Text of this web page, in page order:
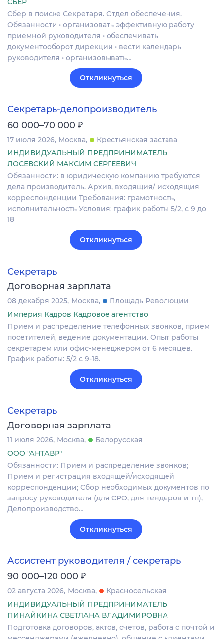
СБЕР
Сбер в поиске Секретаря. Отдел обеспечения.
Обязанности • организовать эффективную работу
приемной руководителя • обеспечивать
документооборот дирекции • вести календарь
руководителя • организовывать…
Откликнуться
Секретарь-делопроизводитель
60 000–70 000 ₽
17 июля 2026 Москва
Крестьянская застава
ИНДИВИДУАЛЬНЫЙ ПРЕДПРИНИМАТЕЛЬ
ЛОСЕВСКИЙ МАКСИМ СЕРГЕЕВИЧ
Обязанности: в юридическую компанию требуются
дела производитель. Архив, входящия/ исходящия
корреспонденции Требования: грамотность,
исполнительность Условия: график работы 5/2, с 9 до
18
Откликнуться
Секретарь
Договорная зарплата
08 декабря 2025 Москва
Площадь Революции
Империя Кадров Кадровое агентство
Прием и распределение телефонных звонков, прием
посетителей, ведение документации. Опыт работы
секретарем или офис-менеджером от 6 месяцев.
График работы: 5/2 с 9-18.
Откликнуться
Секретарь
Договорная зарплата
11 июля 2026 Москва
Белорусская
ООО "АНТАВР"
Обязанности: Прием и распределение звонков;
Прием и регистрация входящей/исходящей
корреспонденции; Сбор необходимых документов по
запросу руководителя (для СРО, для тендеров и тп);
Делопроизводство…
Откликнуться
Ассистент руководителя / секретарь
90 000–120 000 ₽
02 августа 2026 Москва
Красносельская
ИНДИВИДУАЛЬНЫЙ ПРЕДПРИНИМАТЕЛЬ
ПИНАЙКИНА СВЕТЛАНА ВЛАДИМИРОВНА
Подготовка договоров, актов, счетов, работа с почтой и